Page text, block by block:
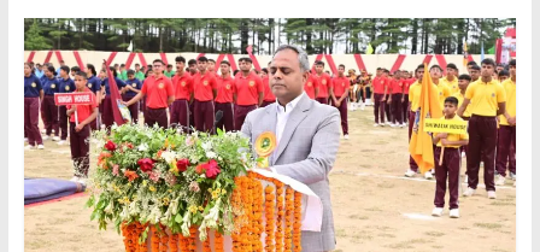
A
p
p
o
o
k
a
m
dI
n